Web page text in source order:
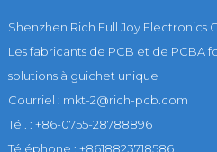
Shenzhen Rich Full Joy Electronics
Les fabricants de PCB et de PCBA
solutions à guichet unique
Courriel : mkt-2@rich-pcb.com
Tél. : +86-0755-28788896
Téléphone : +8618823718586